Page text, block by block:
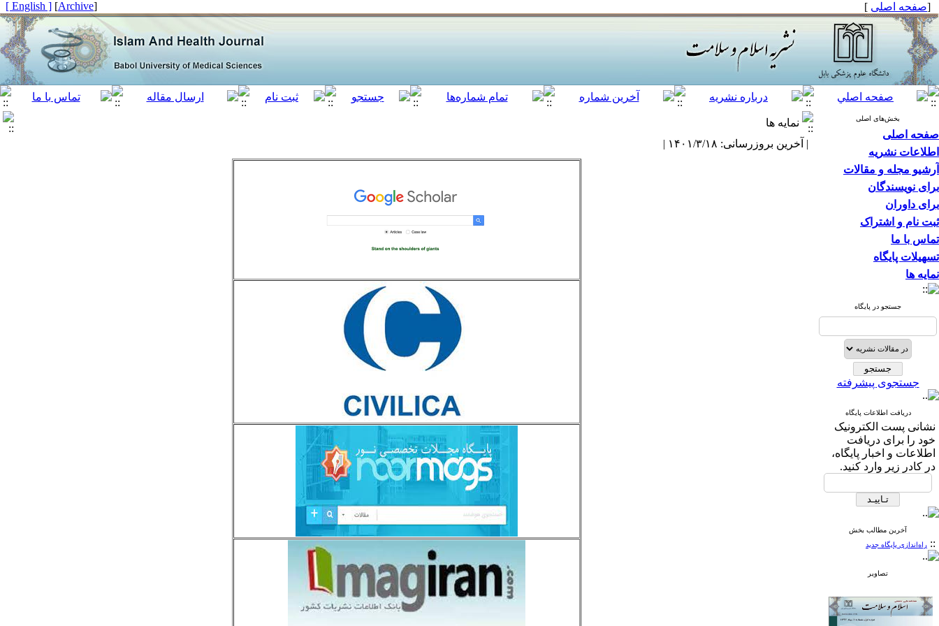
[صفحه اصلی ]
[
Archive
]
[ English ]
بخش‌های اصلی
صفحه اصلی
اطلاعات نشریه
آرشیو مجله و مقالات
برای نویسندگان
برای داوران
ثبت نام و اشتراک
تماس با ما
تسهیلات پایگاه
نمایه ها
جستجو در پایگاه
جستجوی پیشرفته
دریافت اطلاعات پایگاه
نشانی پست الکترونیک
خود را برای دریافت
اطلاعات و اخبار پایگاه،
در کادر زیر وارد کنید.
آخرین مطالب بخش
:: راه‌اندازی پایگاه جدید
تصاویر
نمایه ها
| آخرین بروزرسانی: ۱۴۰۱/۳/۱۸ |